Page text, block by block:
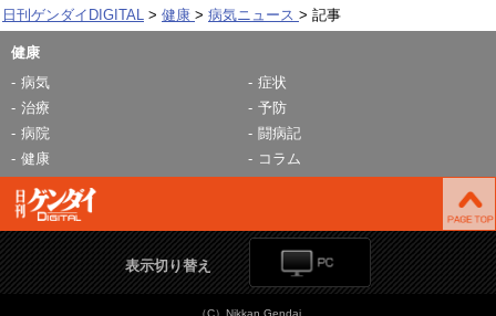
日刊ゲンダイDIGITAL 健康 病気ニュース 記事
健康
病気
症状
治療
予防
病院
闘病記
健康
コラム
表示切り替え
（C）Nikkan Gendai